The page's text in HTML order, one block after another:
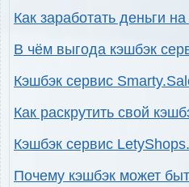
Как заработать деньги
В чём выгода кэшбэк
Кэшбэк сервис
Как раскрутить свой
Кэшбэк сервис
Почему кэшбэк может